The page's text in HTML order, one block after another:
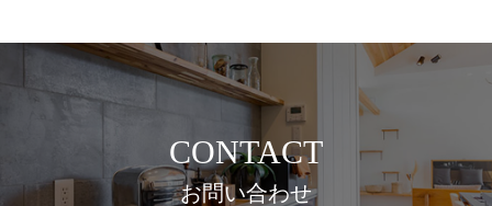
CONTACT
お問い合わせ